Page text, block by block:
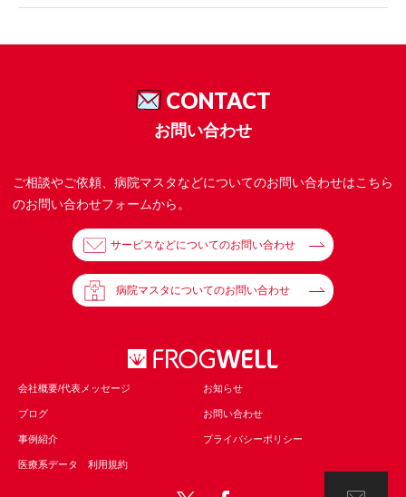
CONTACT
お問い合わせ
ご相談やご依頼、病院マスタなどについてのお問い合わせはこちら
のお問い合わせフォームから。
サービスなどについてのお問い合わせ
病院マスタについてのお問い合わせ
会社概要/代表メッセージ お知らせ
ブログ お問い合わせ
事例紹介 プライバシーポリシー
医療系データ 利用規約